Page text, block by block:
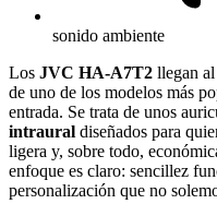
sonido ambiente
Los JVC HA-A7T2 llegan
de uno de los modelos más
entrada. Se trata de unos
intraural diseñados para
ligera y, sobre todo,
enfoque es claro: sencillez
personalización que no